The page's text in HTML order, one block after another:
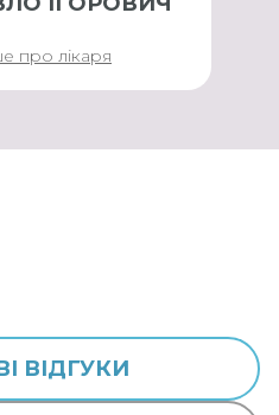
про лікаря
ВІДГУКИ